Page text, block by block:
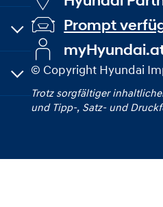
Prompt
© Copyright Hyundai
Trotz sorgfältiger
und Tipp‑, Satz‑ und